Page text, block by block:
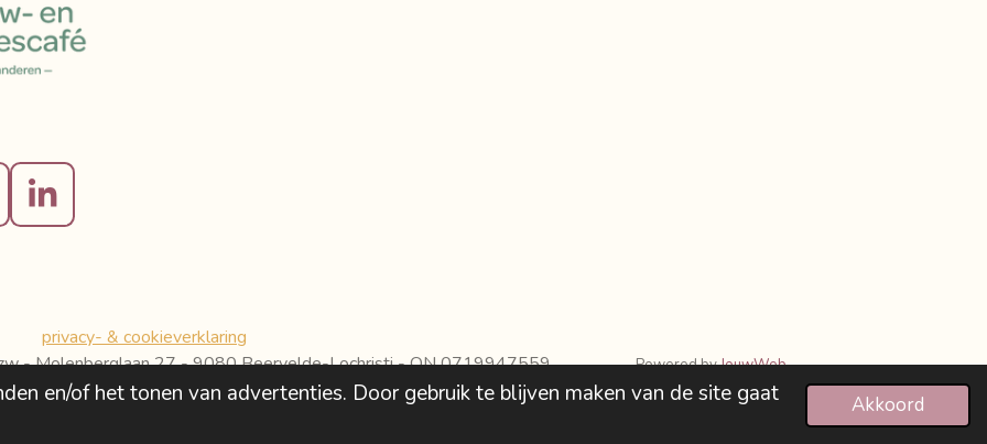
en/of het tonen van advertenties. Door gebruik te blijven maken van de site gaat
Akkoord
L
i
e
d
I
privacy- & cookieverklaring
- Molenberglaan 27 - 9080 Beervelde-Lochristi - ON 0719947559
Powered byJouwWeb